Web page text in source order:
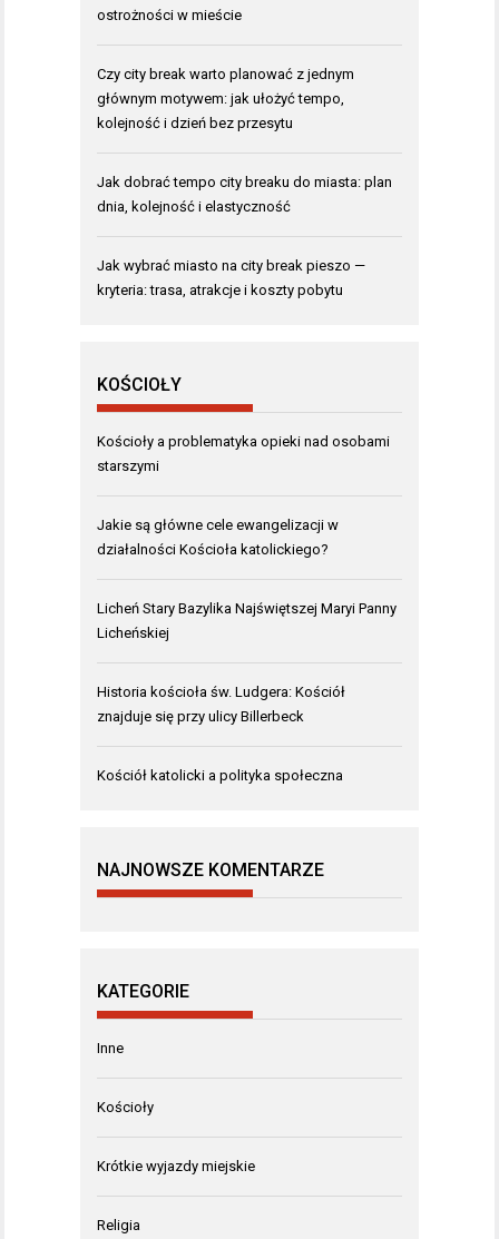
ostrożności w mieście
Czy city break warto planować z jednym
głównym motywem: jak ułożyć tempo,
kolejność i dzień bez przesytu
Jak dobrać tempo city breaku do miasta: plan
dnia, kolejność i elastyczność
Jak wybrać miasto na city break pieszo —
kryteria: trasa, atrakcje i koszty pobytu
KOŚCIOŁY
Kościoły a problematyka opieki nad osobami
starszymi
Jakie są główne cele ewangelizacji w
działalności Kościoła katolickiego?
Licheń Stary Bazylika Najświętszej Maryi Panny
Licheńskiej
Historia kościoła św. Ludgera: Kościół
znajduje się przy ulicy Billerbeck
Kościół katolicki a polityka społeczna
NAJNOWSZE KOMENTARZE
KATEGORIE
Inne
Kościoły
Krótkie wyjazdy miejskie
Religia